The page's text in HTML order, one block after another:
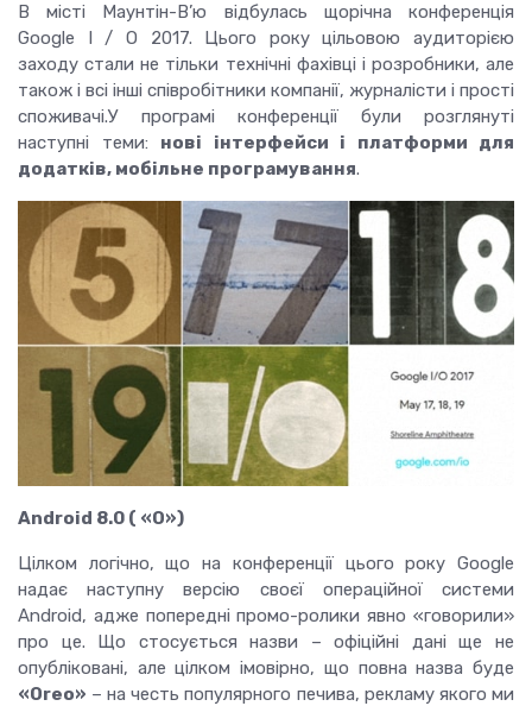
В місті Маунтін-В’ю відбулась щорічна конференція
Google I / O 2017. Цього року цільовою аудиторією
заходу стали не тільки технічні фахівці і розробники, але
також і всі інші співробітники компанії, журналісти і прості
споживачі.У програмі конференції були розглянуті
наступні теми: нові інтерфейси і платформи для
додатків, мобільне програмування.
Android 8.0 ( «О»)
Цілком логічно, що на конференції цього року Google
надає наступну версію своєї операційної системи
Android, адже попередні промо-ролики явно «говорили»
про це. Що стосується назви – офіційні дані ще не
опубліковані, але цілком імовірно, що повна назва буде
«Oreo» – на честь популярного печива, рекламу якого ми